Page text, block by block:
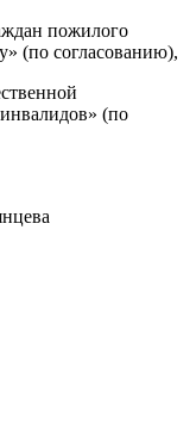
пожилого
(по согласованию),
(по